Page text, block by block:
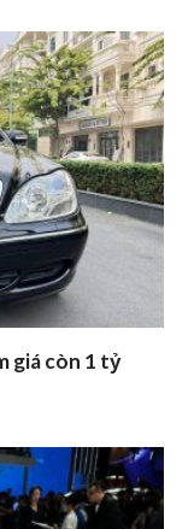
giá còn 1 tỷ